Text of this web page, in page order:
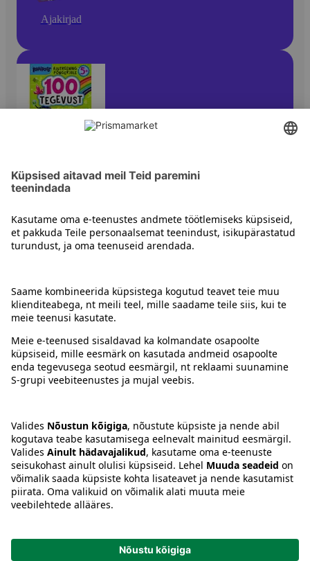
Ajakirjad
Ajakirjad
Juhised
Tingimused
Keel:ETENRU